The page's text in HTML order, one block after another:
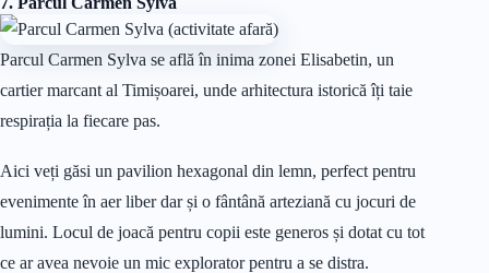
Parcul Carmen Sylva se află în inima zonei Elisabetin, un
cartier marcant al Timișoarei, unde arhitectura istorică îți taie
respirația la fiecare pas.
Aici veți găsi un pavilion hexagonal din lemn, perfect pentru
evenimente în aer liber dar și o fântână arteziană cu jocuri de
lumini. Locul de joacă pentru copii este generos și dotat cu tot
ce ar avea nevoie un mic explorator pentru a se distra.